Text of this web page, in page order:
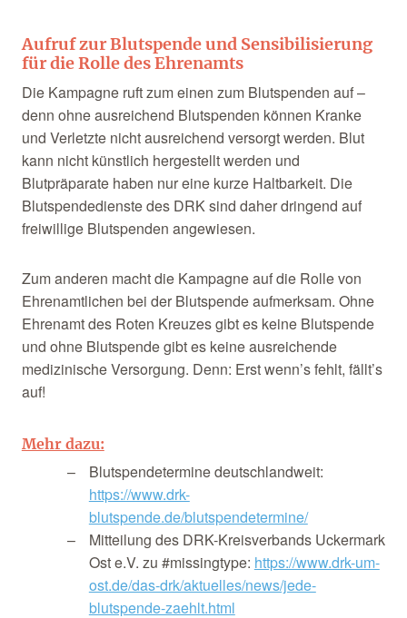
Aufruf zur Blutspende und Sensibilisierung
für die Rolle des Ehrenamts
Die Kampagne ruft zum einen zum Blutspenden auf –
denn ohne ausreichend Blutspenden können Kranke
und Verletzte nicht ausreichend versorgt werden. Blut
kann nicht künstlich hergestellt werden und
Blutpräparate haben nur eine kurze Haltbarkeit. Die
Blutspendedienste des DRK sind daher dringend auf
freiwillige Blutspenden angewiesen.
Zum anderen macht die Kampagne auf die Rolle von
Ehrenamtlichen bei der Blutspende aufmerksam. Ohne
Ehrenamt des Roten Kreuzes gibt es keine Blutspende
und ohne Blutspende gibt es keine ausreichende
medizinische Versorgung. Denn: Erst wenn’s fehlt, fällt’s
auf!
Mehr dazu:
Blutspendetermine deutschlandweit:
https://www.drk-
blutspende.de/blutspendetermine/
Mitteilung des DRK-Kreisverbands Uckermark
Ost e.V. zu #missingtype: https://www.drk-um-
ost.de/das-drk/aktuelles/news/jede-
blutspende-zaehlt.html